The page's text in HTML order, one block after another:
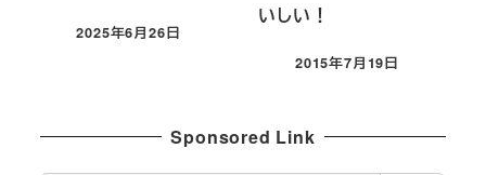
投稿日
2025年6月26日
いしい！
投稿日
2015年7月19日
Sponsored Link